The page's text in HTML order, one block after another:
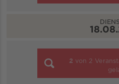
2 von 2